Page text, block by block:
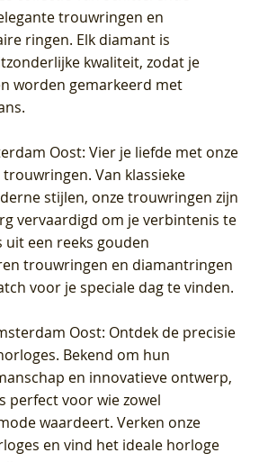
trouwringen en
ringen. Elk diamant is
kwaliteit, zodat je
worden gemarkeerd met
Oost: Vier je liefde met onze
Van klassieke
stijlen, onze trouwringen zijn
vervaardigd om je verbintenis te
uit een reeks gouden
trouwringen en diamantringen
voor je speciale dag te vinden.
Oost: Ontdek de precisie
Bekend om hun
en innovatieve ontwerp,
perfect voor wie zowel
waardeert. Verken onze
en vind het ideale horloge